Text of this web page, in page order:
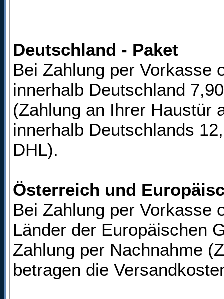
Deutschland - Paket
Bei Zahlung per Vorkasse
innerhalb Deutschland
(Zahlung an Ihrer Haustür
innerhalb Deutschlands
DHL).
Österreich und
Bei Zahlung per Vorkasse
Länder der Europäischen
Zahlung per Nachnahme
betragen die